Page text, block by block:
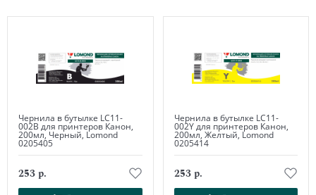
Чернила в бутылке LC11-
002B для принтеров Канон,
200мл, Черный, Lomond
0205405
253 р.
Чернила в бутылке LC11-
002Y для принтеров Канон,
200мл, Желтый, Lomond
0205414
253 р.